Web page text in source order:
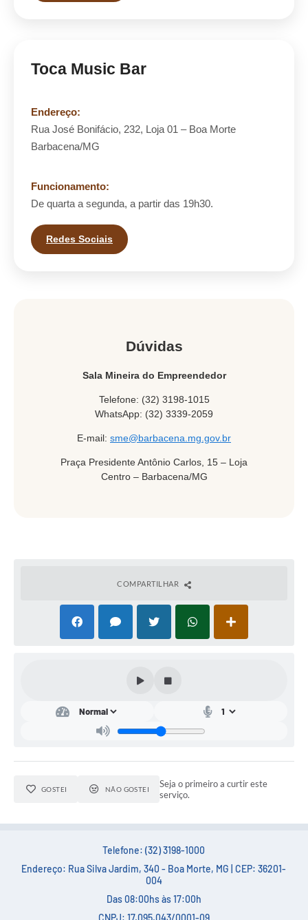
Toca Music Bar
Endereço:
Rua José Bonifácio, 232, Loja 01 – Boa Morte
Barbacena/MG
Funcionamento:
De quarta a segunda, a partir das 19h30.
Redes Sociais
Dúvidas
Sala Mineira do Empreendedor
Telefone: (32) 3198-1015
WhatsApp: (32) 3339-2059
E-mail: sme@barbacena.mg.gov.br
Praça Presidente Antônio Carlos, 15 – Loja
Centro – Barbacena/MG
COMPARTILHAR
GOSTEI NÃO GOSTEI
Seja o primeiro a curtir este
serviço.
Telefone: (32) 3198-1000
Endereço: Rua Silva Jardim, 340 - Boa Morte, MG | CEP: 36201-
004
Das 08:00hs às 17:00h